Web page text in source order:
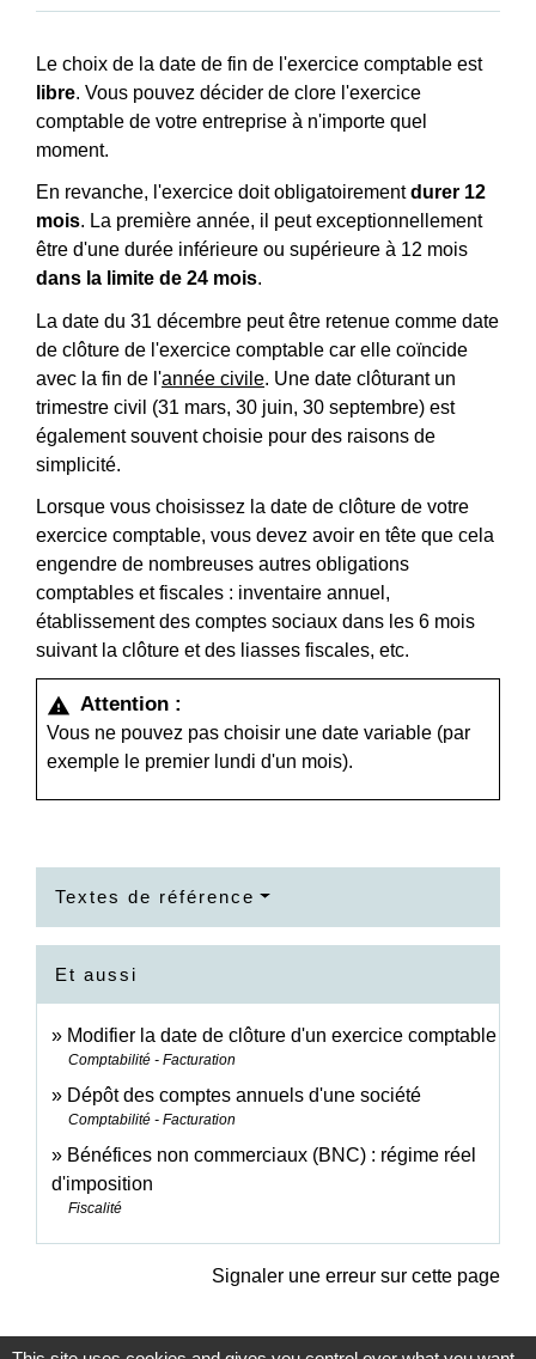
Le choix de la date de fin de l'exercice comptable est
libre. Vous pouvez décider de clore l'exercice
comptable de votre entreprise à n'importe quel
moment.
En revanche, l'exercice doit obligatoirementdurer 12
mois. La première année, il peut exceptionnellement
être d'une durée inférieure ou supérieure à 12 mois
dans la limite de 24 mois.
La date du 31 décembre peut être retenue comme date
de clôture de l'exercice comptable car elle coïncide
avec la fin de l'année civile. Une date clôturant un
trimestre civil (31 mars, 30 juin, 30 septembre) est
également souvent choisie pour des raisons de
simplicité.
Lorsque vous choisissez la date de clôture de votre
exercice comptable, vous devez avoir en tête que cela
engendre de nombreuses autres obligations
comptables et fiscales : inventaire annuel,
établissement des comptes sociaux dans les 6 mois
suivant la clôture et des liasses fiscales, etc.
warning Attention :
Vous ne pouvez pas choisir une date variable (par
exemple le premier lundi d'un mois).
Textes de référence
Et aussi
Modifier la date de clôture d'un exercice comptable
Comptabilité - Facturation
Dépôt des comptes annuels d'une société
Comptabilité - Facturation
Bénéfices non commerciaux (BNC) : régime réel
d'imposition
Fiscalité
Signaler une erreur sur cette page